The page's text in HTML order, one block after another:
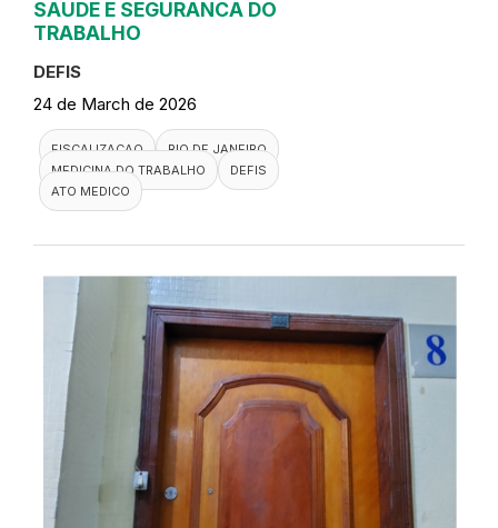
SAUDE E SEGURANCA DO
TRABALHO
DEFIS
24 de March de 2026
FISCALIZACAO
RIO DE JANEIRO
MEDICINA DO TRABALHO
DEFIS
ATO MEDICO